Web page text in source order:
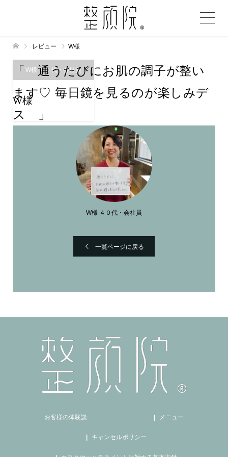
レビュー W様
W様 ４０代・会社員
W様
「 通うたびにお肌の調子が整い
ます♡ 毎日鏡を見るのが楽しみデ
ス 」
W様 ４０代・会社員
一覧ページに戻る
お客様の体験談 メニュー
キャンセルポリシー